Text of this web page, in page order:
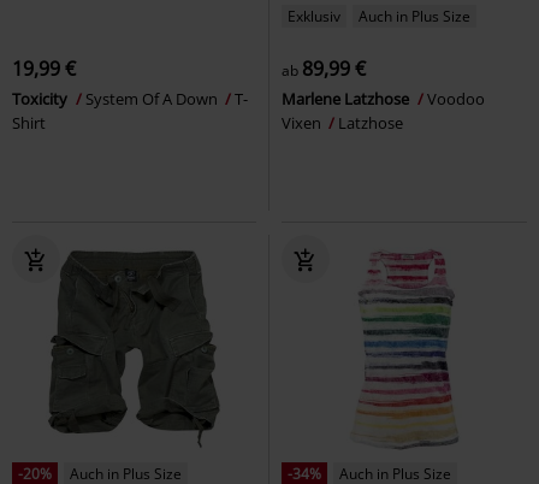
19,99 €
Toxicity System Of A Down
T-
Shirt
Exklusiv Auch in Plus Size
ab 89,99 €
Marlene Latzhose
Voodoo
Vixen
Latzhose
-20%
Auch in Plus Size
-34%
Auch in Plus Size